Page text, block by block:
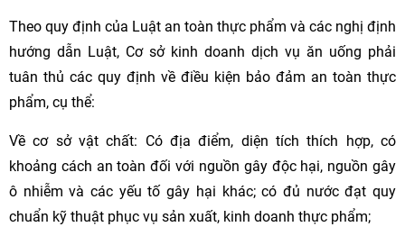
Theo quy định của Luật an toàn thực phẩm và các nghị định
hướng dẫn Luật, Cơ sở kinh doanh dịch vụ ăn uống phải
tuân thủ các quy định về điều kiện bảo đảm an toàn thực
phẩm, cụ thể:
Về cơ sở vật chất: Có địa điểm, diện tích thích hợp, có
khoảng cách an toàn đối với nguồn gây độc hại, nguồn gây
ô nhiễm và các yếu tố gây hại khác; có đủ nước đạt quy
chuẩn kỹ thuật phục vụ sản xuất, kinh doanh thực phẩm;